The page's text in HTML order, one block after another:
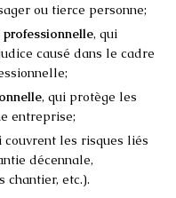
ou tierce personne;
professionnelle, qui
causé dans le cadre
, qui protège les
entreprise;
couvrent les risques liés
décennale,
chantier, etc.).